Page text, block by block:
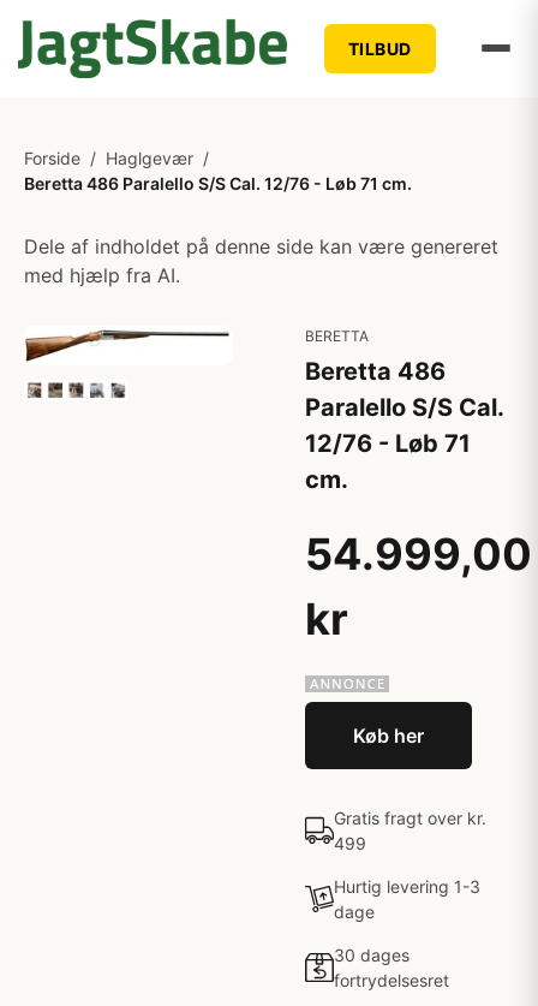
TILBUD
Forside / Haglgevær /
Beretta 486 Paralello S/S Cal. 12/76 - Løb 71 cm.
Dele af indholdet på denne side kan være genereret
med hjælp fra AI.
BERETTA
Beretta 486
Paralello S/S Cal.
12/76 - Løb 71
cm.
54.999,00
kr
Køb her
Gratis fragt over kr.
499
Hurtig levering 1-3
dage
30 dages
fortrydelsesret